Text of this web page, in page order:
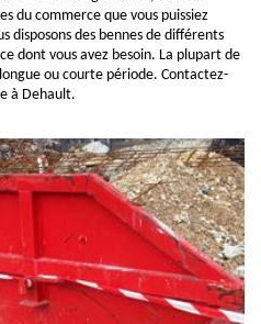
du commerce que vous puissiez
disposons des bennes de différents
dont vous avez besoin. La plupart de
ou courte période. Contactez-
à Dehault.